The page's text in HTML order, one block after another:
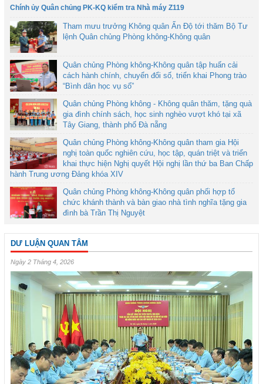
Chính ủy Quân chủng PK-KQ kiểm tra Nhà máy Z119
Tham mưu trưởng Không quân Ấn Độ tới thăm Bộ Tư
lệnh Quân chủng Phòng không-Không quân
Quân chủng Phòng không-Không quân tập huấn cải
cách hành chính, chuyển đổi số, triển khai Phong trào
“Bình dân học vụ số”
Quân chủng Phòng không - Không quân thăm, tặng quà
gia đình chính sách, học sinh nghèo vượt khó tại xã
Tây Giang, thành phố Đà nẵng
Quân chủng Phòng không-Không quân tham gia Hội
nghị toàn quốc nghiên cứu, học tập, quán triệt và triển
khai thực hiện Nghị quyết Hội nghị lần thứ ba Ban Chấp
hành Trung ương Đảng khóa XIV
Quân chủng Phòng không-Không quân phối hợp tổ
chức khánh thành và bàn giao nhà tình nghĩa tặng gia
đình bà Trần Thị Nguyệt
DƯ LUẬN QUAN TÂM
Ngày 2 Tháng 4, 2026